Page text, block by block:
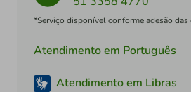
*Serviço disponível conforme adesão das
Atendimento em Português
Atendimento em Libras